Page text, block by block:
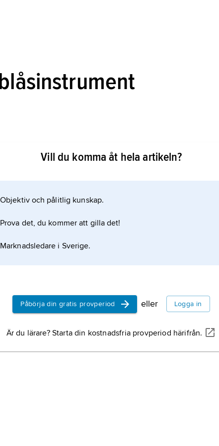
Den stående våg som skapas av de vibrerande
av den öppna cylindern, oavsett vilken ton som
en stående våg med en nod i mitten av
Vill du komma åt hela artikeln?
Objektiv och pålitlig kunskap.
Prova det, du kommer att gilla det!
Marknadsledare i Sverige.
Påbörja din gratis provperiod eller Logga in
Är du lärare? Starta din kostnadsfria provperiod härifrån.